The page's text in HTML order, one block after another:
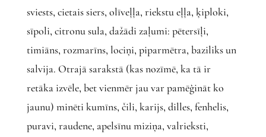
sviests, cietais siers, olīveļļa, riekstu eļļa, ķiploki,
sīpoli, citronu sula, dažādi zaļumi: pētersīļi,
timiāns, rozmarīns, lociņi, piparmētra, baziliks un
salvija. Otrajā sarakstā (kas nozīmē, ka tā ir
retāka izvēle, bet vienmēr jau var pamēģināt ko
jaunu) minēti kumīns, čili, karijs, dilles, fenhelis,
puravi, raudene, apelsīnu miziņa, valrieksti,